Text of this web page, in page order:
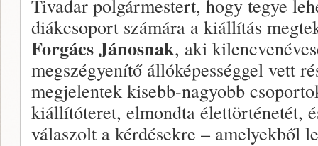
Tivadar polgármestert, hogy tegye
diákcsoport számára a kiállítás
Forgács Jánosnak, aki
megszégyenítő állóképességgel vett
megjelentek kisebb-nagyobb
kiállítóteret, elmondta élettörténetét,
válaszolt a kérdésekre – amelyekből